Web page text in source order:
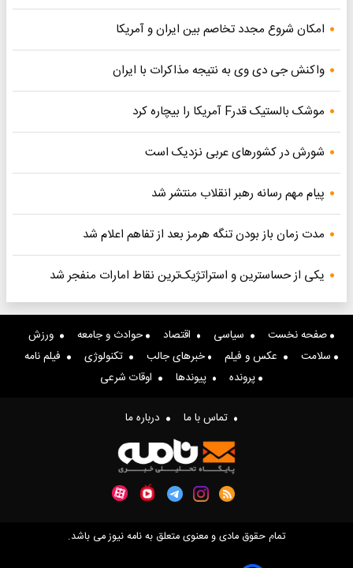
امکان شروع مجدد تخاصم‌ بین ایران و آمریکا
واکنش جی دی وی به نتیجه مذاکرات با ایران
موشک بالستیک قدرF آمریکا را بیچاره کرد
شورش در کشورهای عربی نزدیک است
پیام مهم رسانه رهبر انقلاب منتشر شد
مدت زمان باز بودن تنگه هرمز بعد از تفاهم اعلام شد
یکی از حساسترین و استراتژیک‌ترین نقاط امارات منفجر شد
صفحه نخست سیاسی اقتصاد حوادث و جامعه
ورزش
سلامت
عکس و فیلم خبرهای جالب تکنولوژی
فیلم نامه
پرونده
پیوندها اوقات شرعی
تماس با ما درباره ما
تمام حقوق مادی و معنوی متعلق به نامه نیوز می باشد.